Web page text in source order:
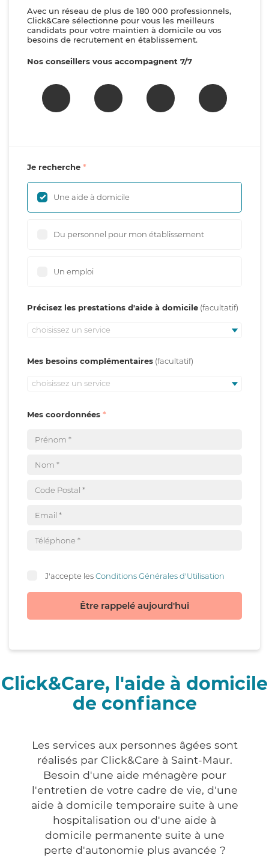
Avec un réseau de plus de 180 000 professionnels,
Click&Care sélectionne pour vous les meilleurs
candidats pour votre maintien à domicile ou vos
besoins de recrutement en établissement.
Nos conseillers vous accompagnent 7/7
Je recherche
Une aide à domicile
Du personnel pour mon établissement
Un emploi
Précisez les prestations d'aide à domicile
choisissez un service
Mes besoins complémentaires
choisissez un service
Mes coordonnées
J'accepte lesConditions Générales d'Utilisation
Être rappelé aujourd'hui
Click&Care, l'aide à domicile
de confiance
Les services aux personnes âgées sont
réalisés par Click&Care à Saint-Maur.
Besoin d'une aide ménagère pour
l'entretien de votre cadre de vie, d'une
aide à domicile temporaire suite à une
hospitalisation ou d'une aide à
domicile permanente suite à une
perte d'autonomie plus avancée ?